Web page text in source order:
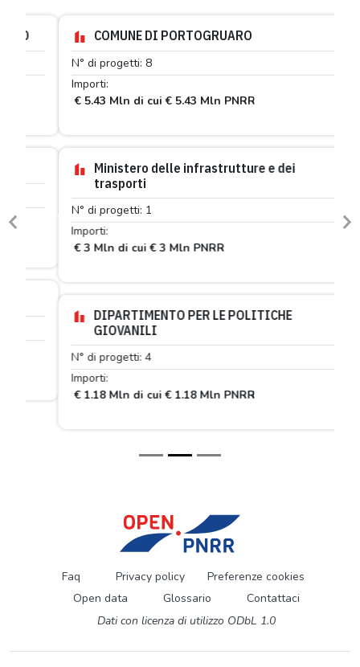
COMUNE DI PORTOGRUARO
N° di progetti: 8
Importi:
€ 5.43 Mln di cui € 5.43 Mln PNRR
Ministero delle infrastrutture e dei
trasporti
N° di progetti: 1
Importi:
€ 3 Mln di cui € 3 Mln PNRR
DIPARTIMENTO PER LE POLITICHE
GIOVANILI
N° di progetti: 4
Importi:
€ 1.18 Mln di cui € 1.18 Mln PNRR
Previous
Faq Privacy policy
Preferenze cookies
Open data
Glossario
Contattaci
Dati con licenza di utilizzo ODbL 1.0